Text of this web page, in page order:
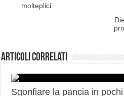
molteplici
Articoli correlati
Sgonfiare la pancia in